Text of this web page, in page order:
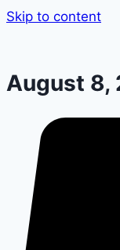
Skip to content
August 8,